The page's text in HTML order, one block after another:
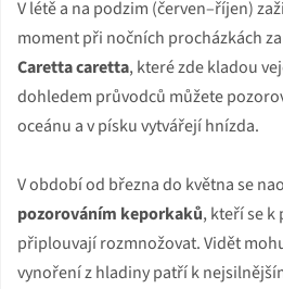
V létě a na podzim (červen–říjen)
moment při nočních procházkách
Caretta caretta, které zde kladou
dohledem průvodců můžete
oceánu a v písku vytvářejí hnízda.
V období od března do května se
pozorováním keporkaků, kteří se k
připlouvají rozmnožovat. Vidět
vynoření z hladiny patří k